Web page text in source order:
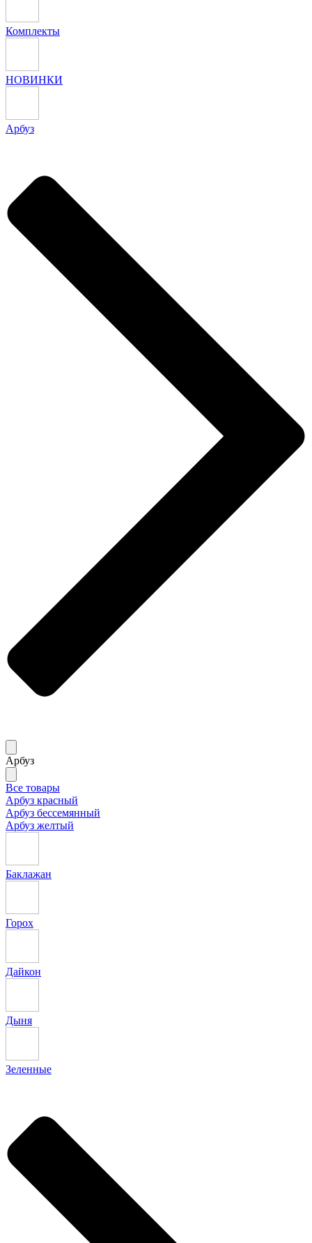
Комплекты
НОВИНКИ
Арбуз
Арбуз
Все товары
Арбуз красный
Арбуз бессемянный
Арбуз желтый
Баклажан
Горох
Дайкон
Дыня
Зеленные